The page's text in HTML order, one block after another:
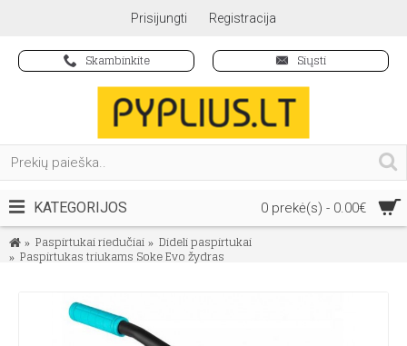
Prisijungti Registracija
Skambinkite Siųsti
0 prekė(s) - 0.00€
KATEGORIJOS
Paspirtukai riedučiai Dideli paspirtukai
Paspirtukas triukams Soke Evo žydras